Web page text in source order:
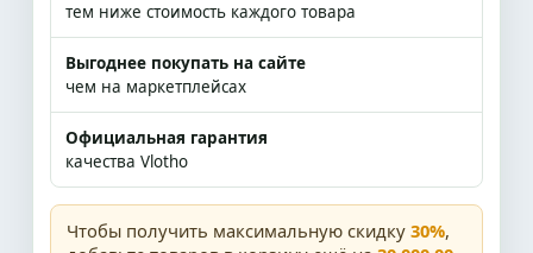
тем ниже стоимость каждого товара
Выгоднее покупать на сайте
чем на маркетплейсах
Официальная гарантия
качества Vlotho
Чтобы получить максимальную скидку 30%,